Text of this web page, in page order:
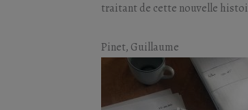
traitant de cette nouvelle
Pinet, Guillaume